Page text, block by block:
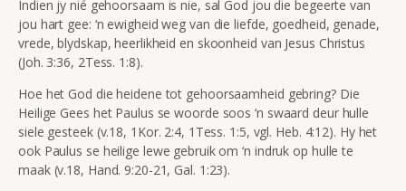
Indien jy nié gehoorsaam is nie, sal God jou die begeerte van
jou hart gee: ‘n ewigheid weg van die liefde, goedheid, genade,
vrede, blydskap, heerlikheid en skoonheid van Jesus Christus
(Joh. 3:36, 2Tess. 1:8).
Hoe het God die heidene tot gehoorsaamheid gebring? Die
Heilige Gees het Paulus se woorde soos ‘n swaard deur hulle
siele gesteek (v.18, 1Kor. 2:4, 1Tess. 1:5, vgl. Heb. 4:12). Hy het
ook Paulus se heilige lewe gebruik om ‘n indruk op hulle te
maak (v.18, Hand. 9:20-21, Gal. 1:23).